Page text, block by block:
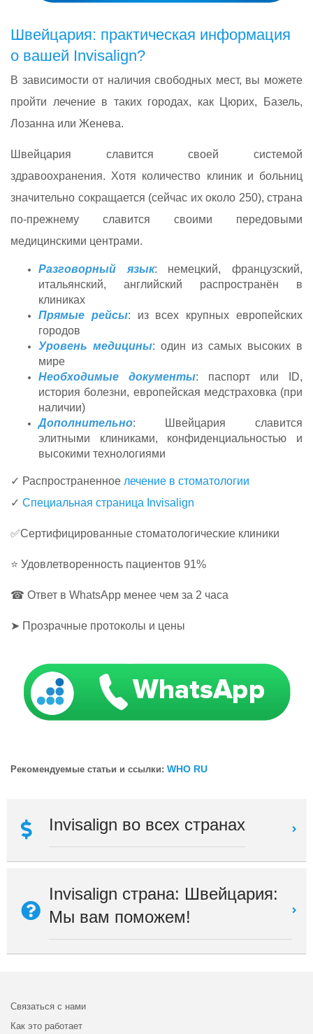
Швейцария: практическая информация
о вашей Invisalign?
В зависимости от наличия свободных мест, вы можете
пройти лечение в таких городах, как Цюрих, Базель,
Лозанна или Женева.
Швейцария славится своей системой
здравоохранения. Хотя количество клиник и больниц
значительно сокращается (сейчас их около 250), страна
по-прежнему славится своими передовыми
медицинскими центрами.
Разговорный язык: немецкий, французский,
итальянский, английский распространён в
клиниках
Прямые рейсы: из всех крупных европейских
городов
Уровень медицины: один из самых высоких в
мире
Необходимые документы: паспорт или ID,
история болезни, европейская медстраховка (при
наличии)
Дополнительно: Швейцария славится
элитными клиниками, конфиденциальностью и
высокими технологиями
✓ Распространенное лечение в стоматологии
✓ Специальная страница Invisalign
✅Сертифицированные стоматологические клиники
⭐ Удовлетворенность пациентов 91%
☎ Ответ в WhatsApp менее чем за 2 часа
➤ Прозрачные протоколы и цены
Рекомендуемые статьи и ссылки: WHO RU
Invisalign во всех странах
Invisalign страна: Швейцария:
Мы вам поможем!
Связаться с нами
Как это работает